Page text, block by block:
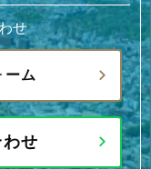
せ
ーム
せ